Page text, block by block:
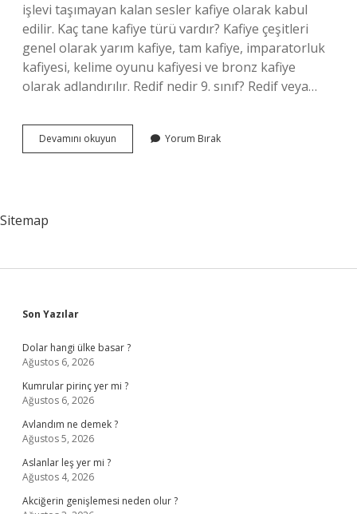
işlevi taşımayan kalan sesler kafiye olarak kabul
edilir. Kaç tane kafiye türü vardır? Kafiye çeşitleri
genel olarak yarım kafiye, tam kafiye, imparatorluk
kafiyesi, kelime oyunu kafiyesi ve bronz kafiye
olarak adlandırılır. Redif nedir 9. sınıf? Redif veya…
Devamını okuyun
Sınıf
Yorum Bırak
Sitemap
Sidebar
Son Yazılar
Dolar hangi ülke basar ?
Ağustos 6, 2026
Kumrular pirinç yer mi ?
Ağustos 6, 2026
Avlandım ne demek ?
Ağustos 5, 2026
Aslanlar leş yer mi ?
Ağustos 4, 2026
Akciğerin genişlemesi neden olur ?